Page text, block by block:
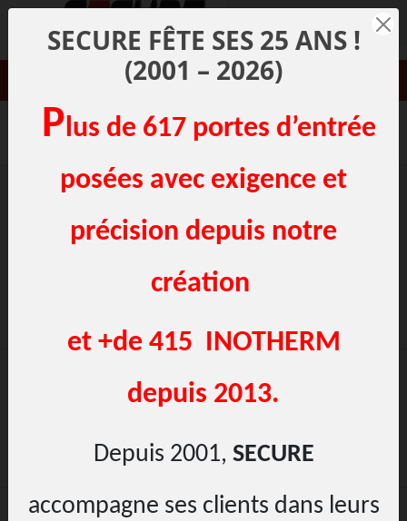
SECURE FÊTE SES 25 ANS !
(2001 – 2026)
Plus de 617 portes d’entrée
posées avec exigence et
précision depuis notre
création
et +de 415 INOTHERM
depuis 2013.
Depuis 2001, SECURE
accompagne ses clients dans leurs
03 20 00 38 04
Une question ? un renseignement ?
devis gratuit
rendez-vous
Panneau de gestion des cookies